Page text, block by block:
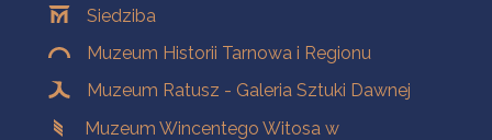
Siedziba
Muzeum Historii Tarnowa i Regionu
Muzeum Ratusz - Galeria Sztuki Dawnej
Muzeum Wincentego Witosa w